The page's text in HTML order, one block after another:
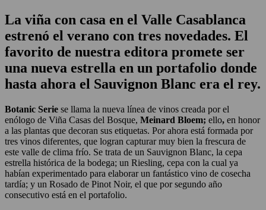
La viña con casa en el Valle Casablanca
estrenó el verano con tres novedades. El
favorito de nuestra editora promete ser
una nueva estrella en un portafolio donde
hasta ahora el Sauvignon Blanc era el rey.
Botanic Serie se llama la nueva línea de vinos creada por el
enólogo de Viña Casas del Bosque, Meinard Bloem; ello, en honor
a las plantas que decoran sus etiquetas. Por ahora está formada por
tres vinos diferentes, que logran capturar muy bien la frescura de
este valle de clima frío. Se trata de un Sauvignon Blanc, la cepa
estrella histórica de la bodega; un Riesling, cepa con la cual ya
habían experimentado para elaborar un fantástico vino de cosecha
tardía; y un Rosado de Pinot Noir, el que por segundo año
consecutivo está en el portafolio.